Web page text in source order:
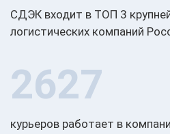
СДЭК входит в ТОП 3
логистических компаний
2627
курьеров работает в